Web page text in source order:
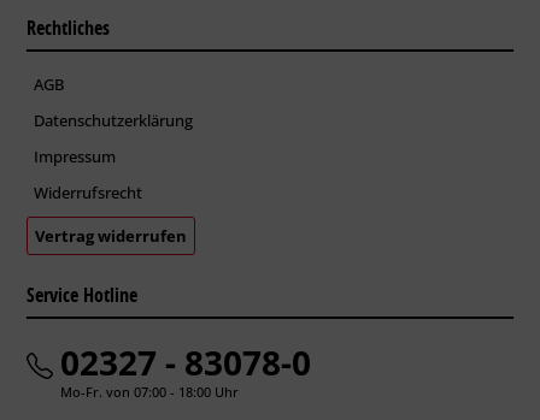
Rechtliches
AGB
Datenschutzerklärung
Impressum
Widerrufsrecht
Vertrag widerrufen
Service Hotline
02327 - 83078-0
Mo-Fr. von 07:00 - 18:00 Uhr